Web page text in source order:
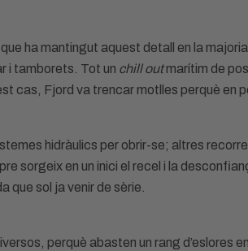
ha mantingut aquest detall en la
i tamborets. Tot un chill outmarítim de
cas, Fjord va trencar motlles perquè en
hidràulics per obrir-se; altres
sorgeix en un inici el recel i la
que sol ja venir de sèrie.
perquè abasten un rang d’eslores